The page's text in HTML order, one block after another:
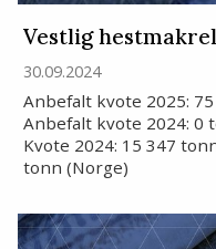
Vestlig
30.09.2024
Anbefalt kvote 2025:
Anbefalt kvote 2024: 0
Kvote 2024: 15 347
tonn (Norge)